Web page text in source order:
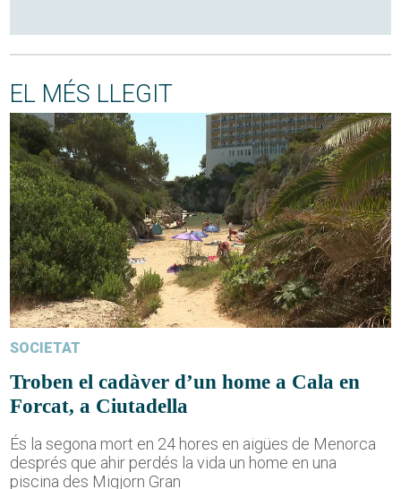
EL MÉS LLEGIT
SOCIETAT
Troben el cadàver d’un home a Cala en
Forcat, a Ciutadella
És la segona mort en 24 hores en aigües de Menorca
després que ahir perdés la vida un home en una
piscina des Migjorn Gran